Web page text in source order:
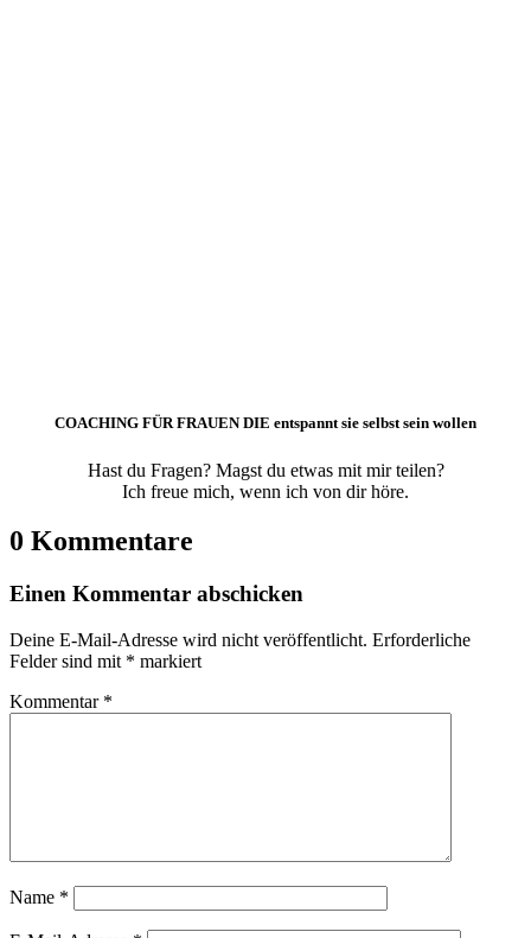
COACHING FÜR FRAUEN DIE entspannt sie selbst sein wollen
Hast du Fragen? Magst du etwas mit mir teilen?
Ich freue mich, wenn ich von dir höre.
0 Kommentare
Einen Kommentar abschicken
Deine E-Mail-Adresse wird nicht veröffentlicht. Erforderliche
Felder sind mit * markiert
Kommentar *
Name *